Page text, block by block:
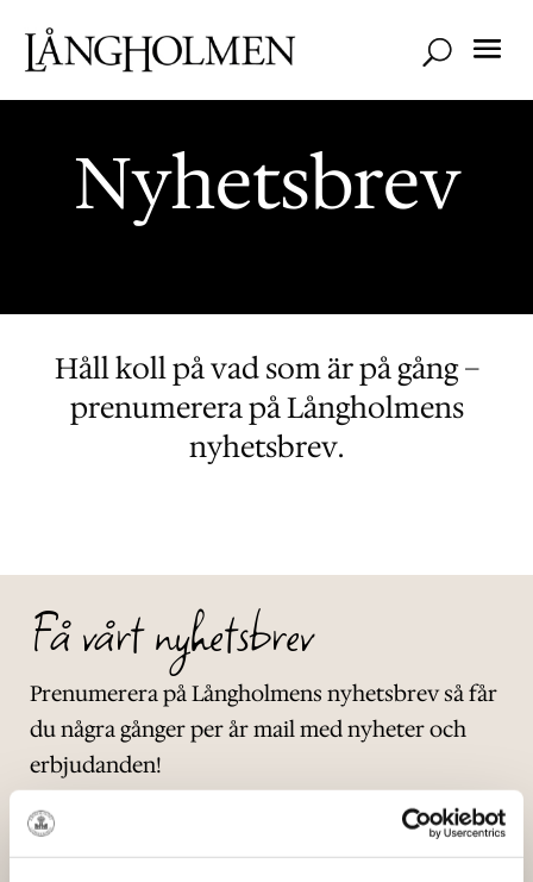
Nyhetsbrev
Håll koll på vad som är på gång –
prenumerera på Långholmens
nyhetsbrev.
Få vårt nyhetsbrev
Prenumerera på Långholmens nyhetsbrev så får
du några gånger per år mail med nyheter och
erbjudanden!